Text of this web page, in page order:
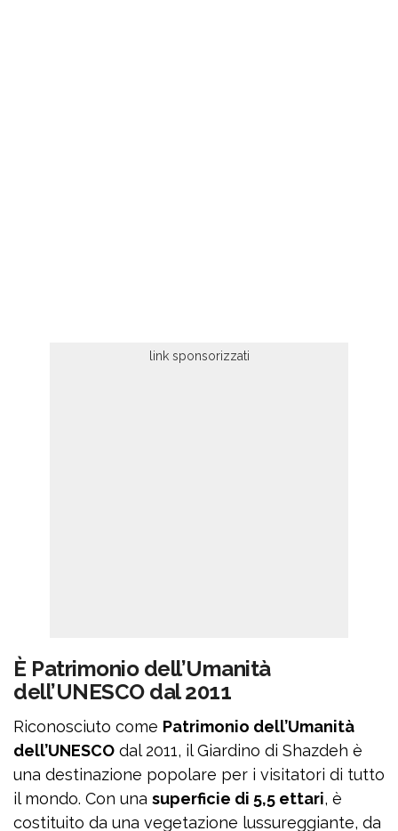
È Patrimonio dell’Umanità
dell’UNESCO dal 2011
Riconosciuto come Patrimonio dell’Umanità
dell’UNESCO dal 2011, il Giardino di Shazdeh è
una destinazione popolare per i visitatori di tutto
il mondo. Con una superficie di 5,5 ettari, è
costituito da una vegetazione lussureggiante, da